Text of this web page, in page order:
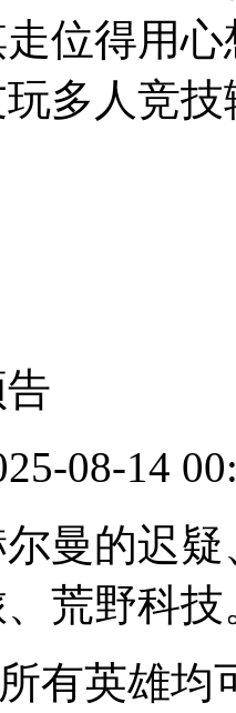
位得用
多人竞
08-14
曼的迟
荒野科技
有英雄均